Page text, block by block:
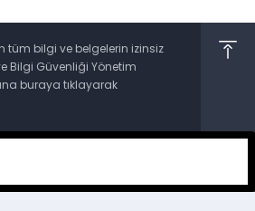
tüm bilgi ve belgelerin izinsiz
Bilgi Güvenliği Yönetim
buraya tıklayarak